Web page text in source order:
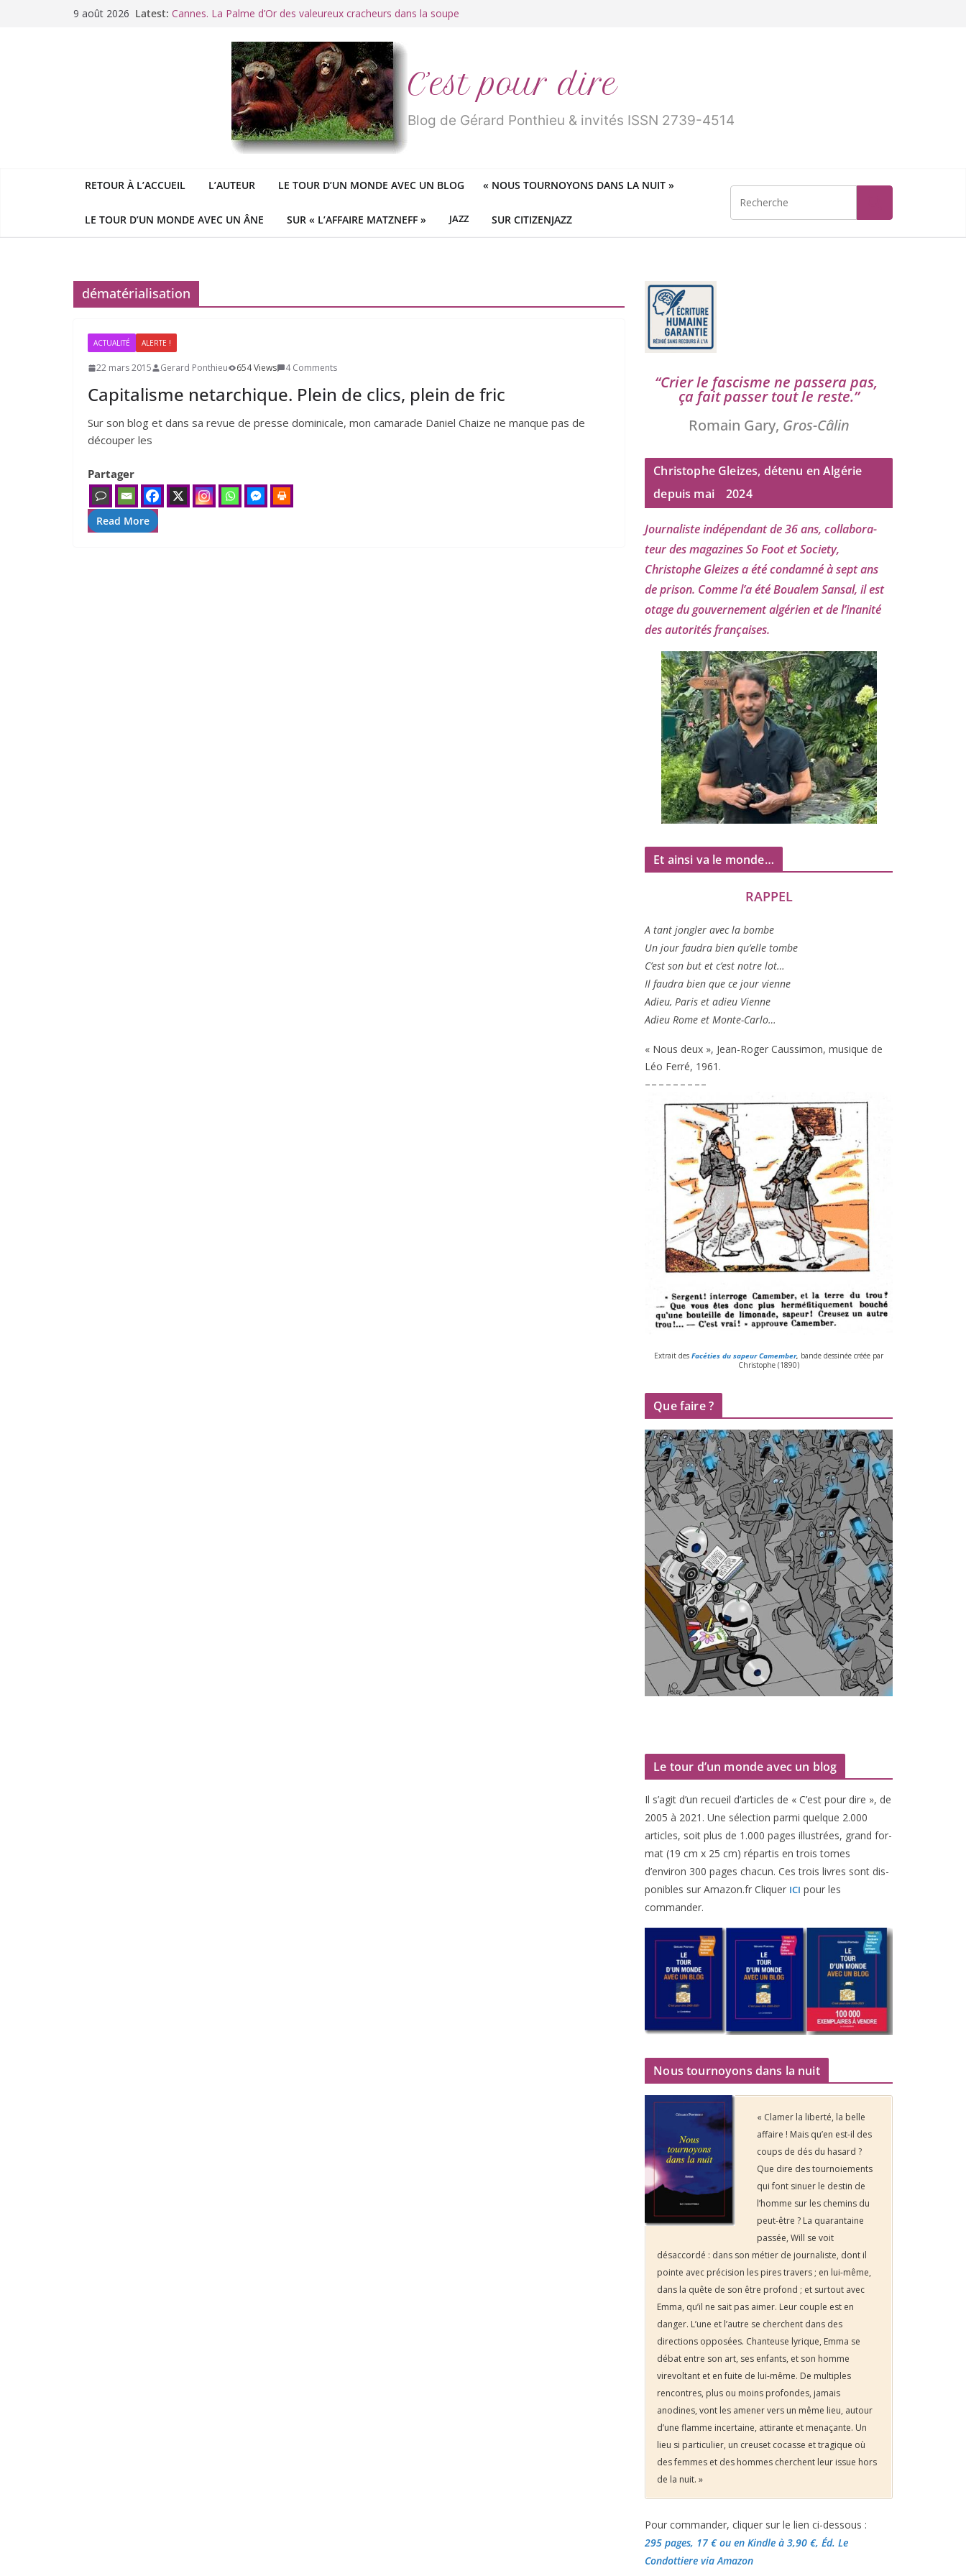
9 août 2026 Latest: Cannes. La Palme d’Or des valeureux cracheurs dans la soupe
Racisme. Moi, Picard-Marseillais traité de « blanc de merde » !
George : « Le meilleur des mondes » ou «
Le patriarcat », bouc émissaire des féministes idéologiquesC’est pour dire
Blog de Gérard Ponthieu & invités ISSN 2739-4514
RETOUR À L’ACCUEIL L’AUTEUR LE TOUR D’UN MONDE AVEC UN BLOG « NOUS TOURNOYONS DANS LA NUIT »
LE TOUR D’UN MONDE AVEC UN ÂNE SUR « L’AFFAIRE MATZNEFF » JAZZ SUR CITIZENJAZZ
dématérialisation
ACTUALITÉ ALERTE !
22 mars 2015 Gerard Ponthieu 654 Views 4 Comments
Capitalisme netarchique. Plein de clics, plein de fric
Sur son blog et dans sa revue de presse domi­ni­cale, mon cama­rade Daniel Chaize ne manque pas de
décou­per les
Partager
Read More
“Crier le fas­cisme ne pas­se­ra pas,
ça fait pas­ser tout le reste.”
Romain Gary, Gros-Câlin
Christophe Gleizes, détenu en Algérie
depuis mai
2024
Journaliste indé­pen­dant de36ans, col­la­bo­ra­
teur des maga­zines So Foot et Society,
Christophe Gleizesa été condam­né à sept ans
de pri­son. Comme l’a été Boualem Sansal, il est
otage du gou­ver­ne­ment algé­rien et de l’i­na­ni­té
des auto­ri­tés françaises.
Et ainsi va le monde…
RAPPEL
A tant jon­gler avec la bombe
Un jour fau­dra bien qu’elle tombe
C’est son but et c’est notre lot…
Il fau­dra bien que ce jour vienne
Adieu, Paris et adieu Vienne
Adieu Rome et Monte-Carlo…
« Nous deux », Jean-Roger Caussimon, musique de
Léo Ferré, 1961 .
– – – – – – – – –
Extrait des Facéties du sapeur Camember, bande des­si­née créée par
Christophe (1890)
Que faire ?
Le tour d’un monde avec un blog
Il s’agit d’un recueil d’ar­ticles de « C’est pour dire », de
2005 à 2021 . Une sélec­tion par­mi quelque 2.000
articles, soit plus de 1 .000 pages illus­trées, grand for­
mat (19 cm x 25 cm) répar­tis en trois tomes
d’environ 300 pages cha­cun. Ces trois livres sont dis­
po­nibles sur Amazon​.fr Cliquer ICI pour les
commander.
Nous tournoyons dans la nuit
« Clamer la liberté, la belle
affaire ! Mais qu’en est-il des
coups de dés du hasard ?
Que dire des tournoiements
qui font sinuer le destin de
l’homme sur les chemins du
peut-être ? La quarantaine
passée, Will se voit
désaccordé : dans son métier de journaliste, dont il
pointe avec précision les pires travers ; en lui-même,
dans la quête de son être profond ; et surtout avec
Emma, qu’il ne sait pas aimer. Leur couple est en
danger. L’une et l’autre se cherchent dans des
directions opposées. Chanteuse lyrique, Emma se
débat entre son art, ses enfants, et son homme
virevoltant et en fuite de lui-même. De multiples
rencontres, plus ou moins profondes, jamais
anodines, vont les amener vers un même lieu, autour
d’une flamme incertaine, attirante et menaçante. Un
lieu si particulier, un creuset cocasse et tragique où
des femmes et des hommes cherchent leur issue hors
de la nuit. »
Pour commander, cliquer sur le lien ci-dessous :
295 pages, 17 €ou en Kindle à 3,90 €, Éd. Le
Condottiere via Amazon